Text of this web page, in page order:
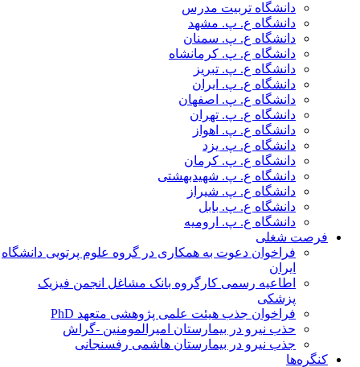
دانشگاه تربیت مدرس
دانشگاه ع. پ. مشهد
دانشگاه ع. پ. سمنان
دانشگاه ع. پ. کرمانشاه
دانشگاه ع. پ. تبریز
دانشگاه ع. پ. ایران
دانشگاه ع. پ. اصفهان
دانشگاه ع. پ. تهران
دانشگاه ع. پ. اهواز
دانشگاه ع. پ. یزد
دانشگاه ع. پ. کرمان
دانشگاه ع. پ. شهید‌بهشتی
دانشگاه ع. پ. شیراز
دانشگاه ع. پ. بابل
دانشگاه ع. پ. ارومیه
فرصت شغلی
فراخوان دعوت به همکاری در گروه علوم پرتویی دانشگاه
ایران
اطاعیه رسمی کارگروه بانک مشاغل انجمن فیزیک
پزشکی
فراخوان جذب هیئت علمی پژوهشی متعهد PhD
حذب نیرو در بیمارستان امیرالمومنین -گراش
جذب نیرو در بیمارستان هاشمی رفسنجانی
کنگره‌ها